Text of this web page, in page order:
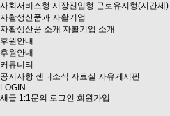
사회서비스형 시장진입형 근로유지형(시간제)
자활생산품과 자활기업
자활생산품 소개 자활기업 소개
후원안내
후원안내
커뮤니티
공지사항 센터소식 자료실 자유게시판
LOGIN
새글 1:1문의 로그인 회원가입